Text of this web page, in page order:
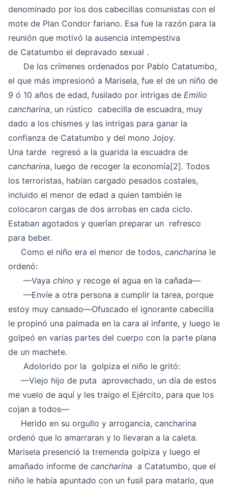
denominado por los dos cabecillas comunistas con el
mote de Plan Condor fariano. Esa fue la razón para la
reunión que motivó la ausencia intempestiva
de Catatumbo el depravado sexual .
De los crímenes ordenados por Pablo Catatumbo,
el que más impresionó a Marisela, fue el de un niño de
9 ó 10 años de edad, fusilado por intrigas de Emilio
cancharina, un rústico cabecilla de escuadra, muy
dado a los chismes y las intrigas para ganar la
confianza de Catatumbo y del mono Jojoy.
Una tarde regresó a la guarida la escuadra de
cancharina, luego de recoger la economía[2]. Todos
los terroristas, habían cargado pesados costales,
incluido el menor de edad a quien también le
colocaron cargas de dos arrobas en cada ciclo.
Estaban agotados y querían preparar un refresco
para beber.
Como el niño era el menor de todos, cancharina le
ordenó:
—Vaya chino y recoge el agua en la cañada—
—Envíe a otra persona a cumplir la tarea, porque
estoy muy cansado—Ofuscado el ignorante cabecilla
le propinó una palmada en la cara al infante, y luego le
golpeó en varias partes del cuerpo con la parte plana
de un machete.
Adolorido por la golpiza el niño le gritó:
—Viejo hijo de puta aprovechado, un día de estos
me vuelo de aquí y les traigo el Ejército, para que los
cojan a todos—
Herido en su orgullo y arrogancia, cancharina
ordenó que lo amarraran y lo llevaran a la caleta.
Marisela presenció la tremenda golpiza y luego el
amañado informe de cancharina a Catatumbo, que el
niño le había apuntado con un fusil para matarlo, que